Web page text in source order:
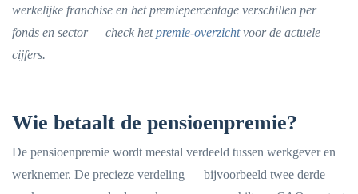
werkelijke franchise en het premiepercentage verschillen per
fonds en sector — check hetpremie-overzichtvoor de actuele
cijfers.
Wie betaalt de pensioenpremie?
De pensioenpremie wordt meestal verdeeld tussen werkgever en
werknemer. De precieze verdeling — bijvoorbeeld twee derde